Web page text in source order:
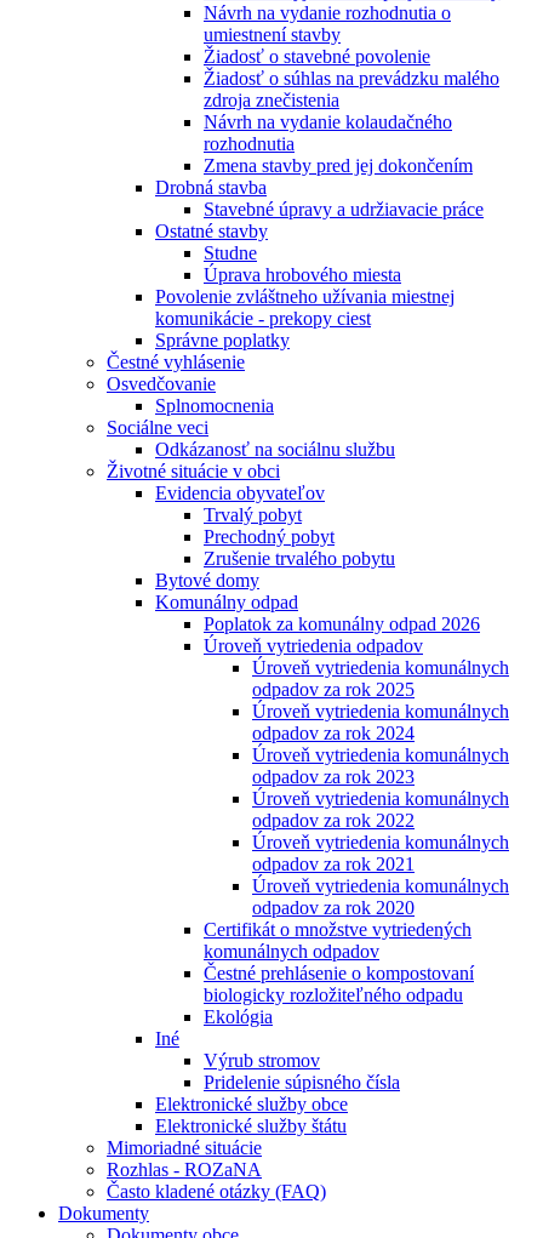
Návrh na vydanie rozhodnutia o
umiestnení stavby
Žiadosť o stavebné povolenie
Žiadosť o súhlas na prevádzku malého
zdroja znečistenia
Návrh na vydanie kolaudačného
rozhodnutia
Zmena stavby pred jej dokončením
Drobná stavba
Stavebné úpravy a udržiavacie práce
Ostatné stavby
Studne
Úprava hrobového miesta
Povolenie zvláštneho užívania miestnej
komunikácie - prekopy ciest
Správne poplatky
Čestné vyhlásenie
Osvedčovanie
Splnomocnenia
Sociálne veci
Odkázanosť na sociálnu službu
Životné situácie v obci
Evidencia obyvateľov
Trvalý pobyt
Prechodný pobyt
Zrušenie trvalého pobytu
Bytové domy
Komunálny odpad
Poplatok za komunálny odpad 2026
Úroveň vytriedenia odpadov
Úroveň vytriedenia komunálnych
odpadov za rok 2025
Úroveň vytriedenia komunálnych
odpadov za rok 2024
Úroveň vytriedenia komunálnych
odpadov za rok 2023
Úroveň vytriedenia komunálnych
odpadov za rok 2022
Úroveň vytriedenia komunálnych
odpadov za rok 2021
Úroveň vytriedenia komunálnych
odpadov za rok 2020
Certifikát o množstve vytriedených
komunálnych odpadov
Čestné prehlásenie o kompostovaní
biologicky rozložiteľného odpadu
Ekológia
Iné
Výrub stromov
Pridelenie súpisného čísla
Elektronické služby obce
Elektronické služby štátu
Mimoriadné situácie
Rozhlas - ROZaNA
Často kladené otázky (FAQ)
Dokumenty